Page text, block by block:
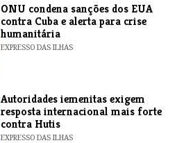
ONU condena sanções dos EUA
contra Cuba e alerta para crise
humanitária
EXPRESSO DAS ILHAS
Autoridades iemenitas exigem
resposta internacional mais forte
contra Hutis
EXPRESSO DAS ILHAS